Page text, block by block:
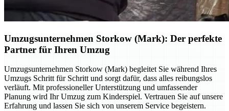
Umzugsunternehmen Storkow (Mark): Der perfekte
Partner für Ihren Umzug
Umzugsunternehmen Storkow (Mark) begleitet Sie während Ihres
Umzugs Schritt für Schritt und sorgt dafür, dass alles reibungslos
verläuft. Mit professioneller Unterstützung und umfassender
Planung wird Ihr Umzug zum Kinderspiel. Vertrauen Sie auf unsere
Erfahrung und lassen Sie sich von unserem Service begeistern.